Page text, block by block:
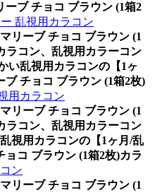
ーブ チョコ ブラウン (1箱2
乱視用カラコン
リーブ チョコ ブラウン (1
ラコン、乱視用カラーコン
い乱視用カラコンの【1ヶ
ブ チョコ ブラウン (1箱2枚)
用カラコン
リーブ チョコ ブラウン (1
ラコン、乱視用カラーコン
視用カラコンの【1ヶ月/乱
コ ブラウン (1箱2枚)カラ
ン
リーブ チョコ ブラウン (1